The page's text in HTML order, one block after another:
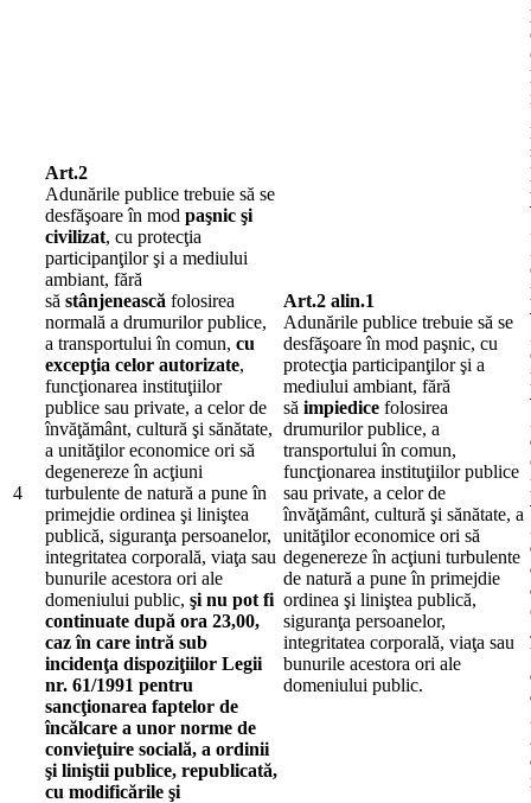
4
Art.2
Adunările publice trebuie să se
desfăşoare în mod paşnic şi
civilizat, cu protecţia
participanţilor şi a mediului
ambiant, fără
să stânjenească folosirea
normală a drumurilor publice,
a transportului în comun, cu
excepţia celor autorizate,
funcţionarea instituţiilor
publice sau private, a celor de
învăţământ, cultură şi sănătate,
a unităţilor economice ori să
degenereze în acţiuni
turbulente de natură a pune în
primejdie ordinea şi liniştea
publică, siguranţa persoanelor,
integritatea corporală, viaţa sau
bunurile acestora ori ale
domeniului public, şi nu pot fi
continuate după ora 23,00,
caz în care intră sub
incidenţa dispoziţiilor Legii
nr. 61/1991 pentru
sancţionarea faptelor de
încălcare a unor norme de
convieţuire socială, a ordinii
şi liniştii publice, republicată,
cu modificările şi
Art.2 alin.1
Adunările publice trebuie să se
desfăşoare în mod paşnic, cu
protecţia participanţilor şi a
mediului ambiant, fără
să impiedice folosirea
drumurilor publice, a
transportului în comun,
funcţionarea instituţiilor publice
sau private, a celor de
învăţământ, cultură şi sănătate, a
unităţilor economice ori să
degenereze în acţiuni turbulente
de natură a pune în primejdie
ordinea şi liniştea publică,
siguranţa persoanelor,
integritatea corporală, viaţa sau
bunurile acestora ori ale
domeniului public.